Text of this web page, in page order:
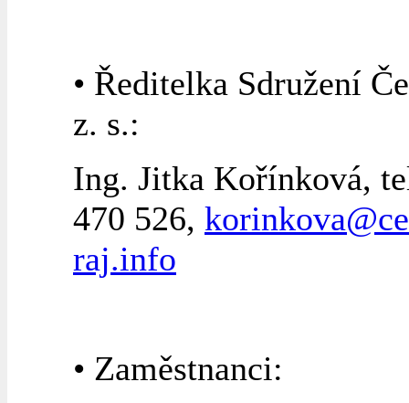
• Ředitelka Sdružení
z. s.:
Ing. Jitka Kořínková,
470 526,
raj.info
• Zaměstnanci: